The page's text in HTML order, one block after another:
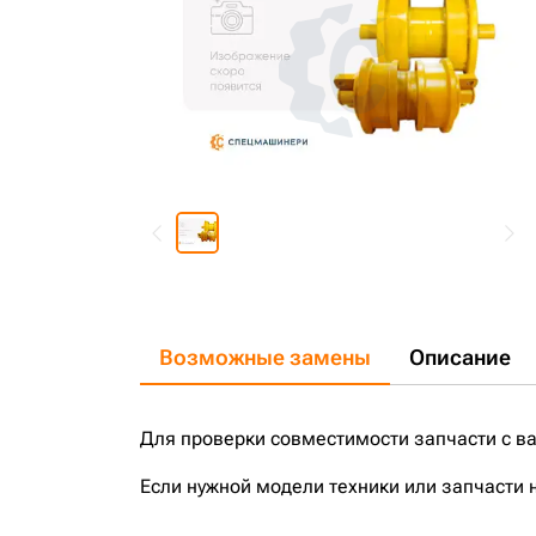
Возможные замены Описание
Для проверки совместимости запчасти с
Если нужной модели техники или запчасти